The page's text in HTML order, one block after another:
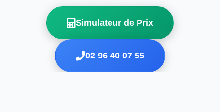
Simulateur de Prix
02 96 40 07 55